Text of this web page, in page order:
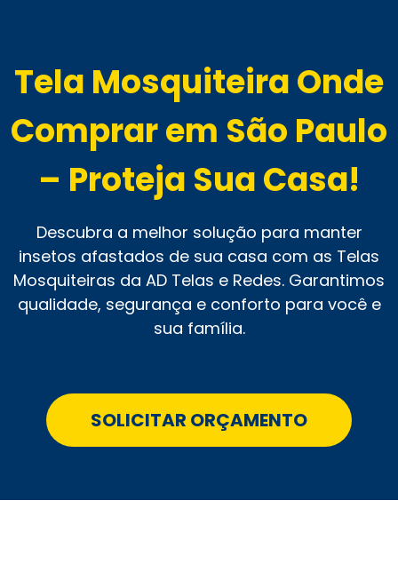
Tela Mosquiteira Onde
Comprar em São Paulo
– Proteja Sua Casa!
Descubra a melhor solução para manter
insetos afastados de sua casa com as Telas
Mosquiteiras da AD Telas e Redes. Garantimos
qualidade, segurança e conforto para você e
sua família.
SOLICITAR ORÇAMENTO